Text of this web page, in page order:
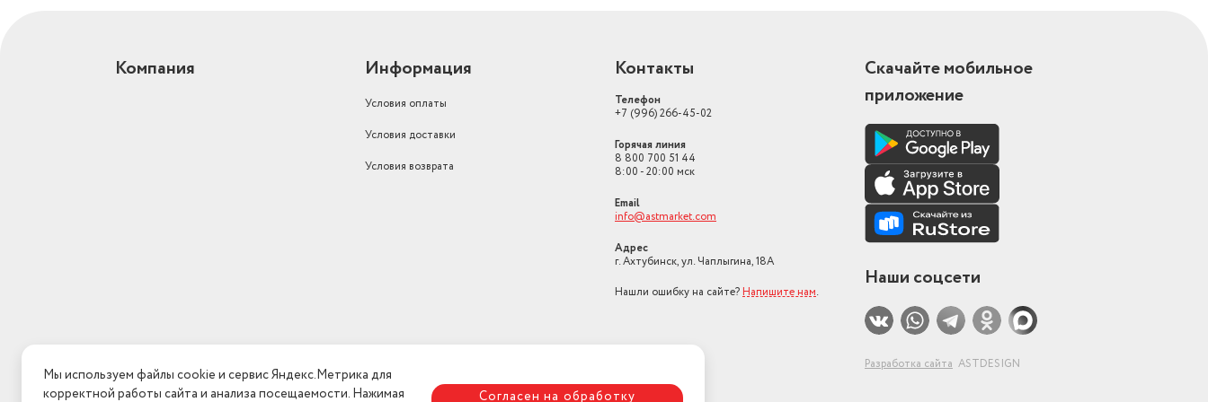
Диаметр резьбы на выходе
Срок эксплуатации
10 лет
20
нижний
механический
Компания Информация
Условия оплаты
Условия доставки
Условия возврата
Контакты
Телефон
+7 (996) 266-45-02
Горячая линия
8 800 700 51 44
8:00 - 20:00 мск
Email
info@astmarket.com
Адрес
г. Ахтубинск, ул. Чаплыгина, 18А
Нашли ошибку на сайте? Напишите нам.
Скачайте мобильное
приложение
Наши соцсети
Разработка сайта ASTDESIGN
Мы используем файлы cookie и сервис Яндекс.Метрика для
корректной работы сайта и анализа посещаемости. Нажимая
Согласен на обработку